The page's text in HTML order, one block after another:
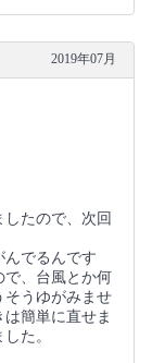
2019年07月
たので、次回
んでるんです
で、台風とか何
そうゆがみませ
簡単に直せま
た。